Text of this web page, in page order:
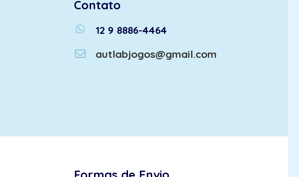
Contato
whatsapp
12 9 8886-4464
autlabjogos@gmail.com